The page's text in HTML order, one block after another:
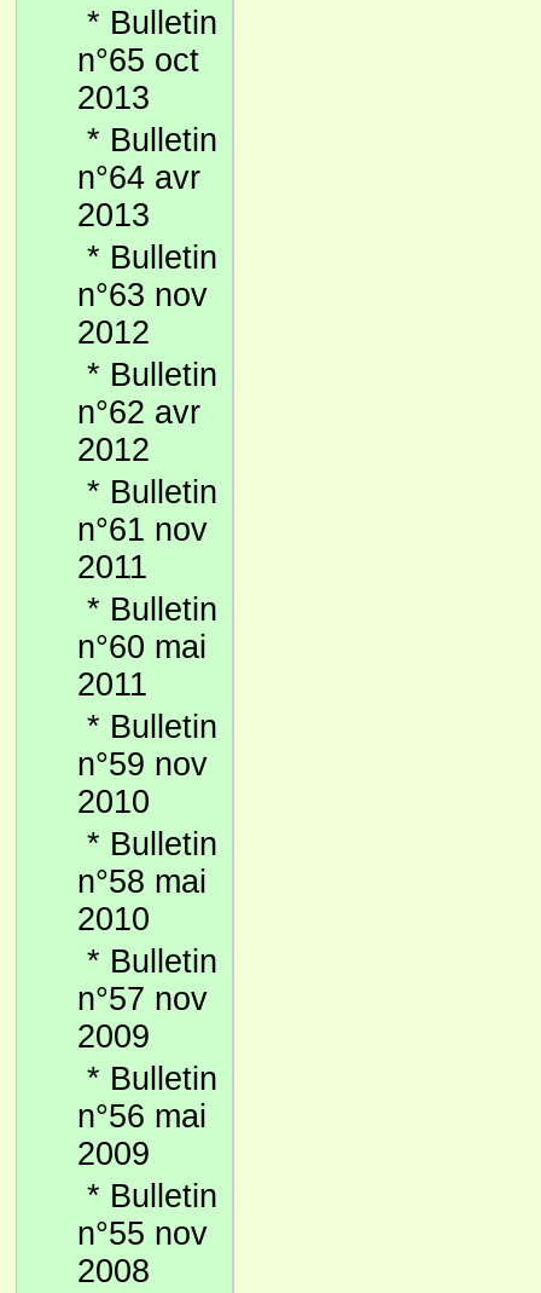
* Bulletin
n°65 oct
2013
* Bulletin
n°64 avr
2013
* Bulletin
n°63 nov
2012
* Bulletin
n°62 avr
2012
* Bulletin
n°61 nov
2011
* Bulletin
n°60 mai
2011
* Bulletin
n°59 nov
2010
* Bulletin
n°58 mai
2010
* Bulletin
n°57 nov
2009
* Bulletin
n°56 mai
2009
* Bulletin
n°55 nov
2008